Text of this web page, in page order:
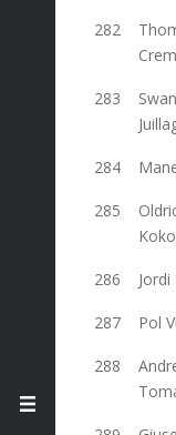
282
283
284
285
286
287 Pol
288